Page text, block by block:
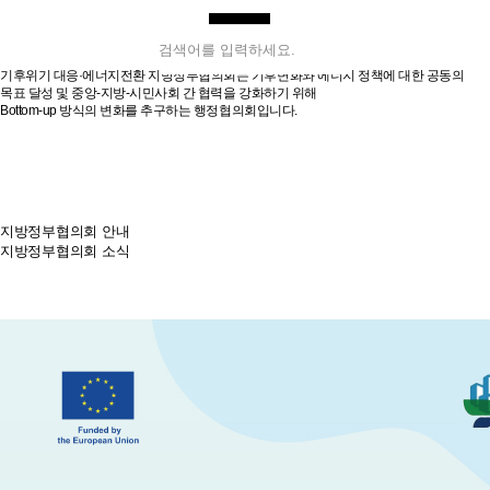
기후변화센터
전체메뉴
변화센터는
캠페인
드립니다
후원하기
기후위기 대응·에너지전환 지방정부협의회는 기후변화와 에너지 정책에 대한 공동의
목표 달성 및 중앙-지방-시민사회 간 협력을 강화하기 위해
Bottom-up 방식의 변화를 추구하는 행정협의회입니다.
지방정부협의회 안내
지방정부협의회 소식